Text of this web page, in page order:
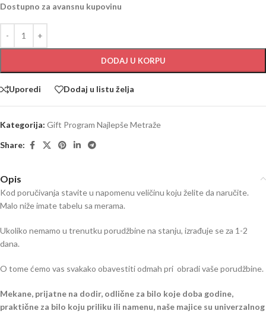
Dostupno za avansnu kupovinu
DODAJ U KORPU
Uporedi Dodaj u listu želja
Kategorija: Gift Program Najlepše Metraže
Share:
Opis
Kod poručivanja stavite u napomenu veličinu koju želite da naručite.
Malo niže imate tabelu sa merama.
Ukoliko nemamo u trenutku porudžbine na stanju, izrađuje se za 1-2
dana.
O tome ćemo vas svakako obavestiti odmah pri obradi vaše porudžbine.
Mekane, prijatne na dodir, odlične za bilo koje doba godine,
praktične za bilo koju priliku ili namenu, naše majice su univerzalnog